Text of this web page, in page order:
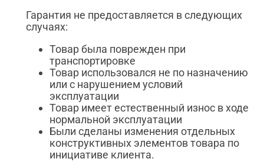
Гарантия не предоставляется в следующих
случаях:
Товар была поврежден при
транспортировке
Товар использовался не по назначению
или с нарушением условий
эксплуатации
Товар имеет естественный износ в ходе
нормальной эксплуатации
Были сделаны изменения отдельных
конструктивных элементов товара по
инициативе клиента.